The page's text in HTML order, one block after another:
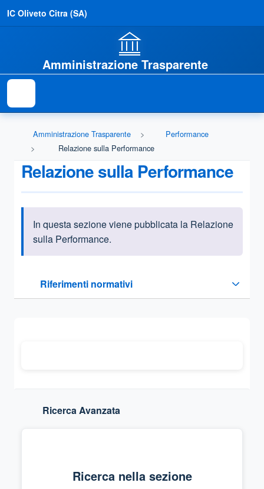
IC Oliveto Citra (SA)
Amministrazione Trasparente
Amministrazione Trasparente
Performance
Relazione sulla Performance
Relazione sulla Performance
Informazioni introduttive
In questa sezione viene pubblicata la Relazione
sulla Performance.
Riferimenti normativi
Sezione compressa
Ricerca Avanzata
Ricerca nella sezione